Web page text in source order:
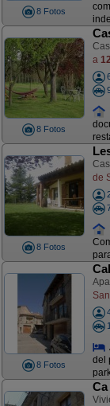
8 Fotos
8 Fotos
a
8 Fotos
de
8 Fotos
del